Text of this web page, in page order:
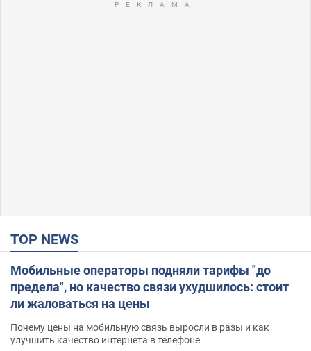
TOP NEWS
Мобильные операторы подняли тарифы "до
предела", но качество связи ухудшилось: стоит
ли жаловаться на цены
Почему цены на мобильную связь выросли в разы и как
улучшить качество интернета в телефоне